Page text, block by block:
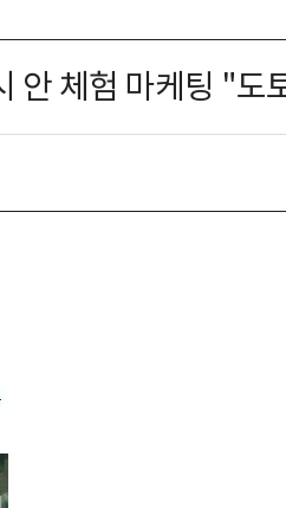
안 체험 마케팅 "